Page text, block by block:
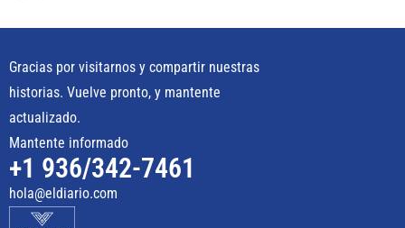
Gracias por visitarnos y compartir nuestras
historias. Vuelve pronto, y mantente
actualizado.
Mantente informado
+1 936/342-7461
hola@eldiario.com